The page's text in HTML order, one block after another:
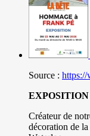
Source : https://
EXPOSITION
Créateur de
décoration de